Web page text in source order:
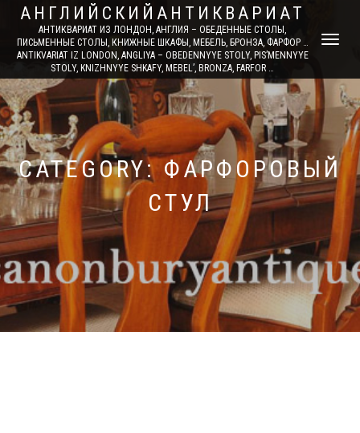
АНГЛИЙСКИЙАНТИКВАРИАТ
АНТИКВАРИАТ ИЗ ЛОНДОН, АНГЛИЯ – ОБЕДЕННЫЕ СТОЛЫ,
ПИСЬМЕННЫЕ СТОЛЫ, КНИЖНЫЕ ШКАФЫ, МЕБЕЛЬ, БРОНЗА, ФАРФОР …
ANTIKVARIAT IZ LONDON, ANGLIYA – OBEDENNYYE STOLY, PIS’MENNYYE
STOLY, KNIZHNYYE SHKAFY, MEBEL’, BRONZA, FARFOR …
TOGGLE
CATEGORY: ФАРФОРОВЫЙ
СТУЛ